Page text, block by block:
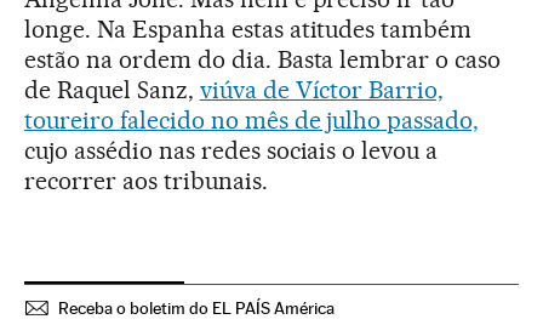
longe. Na Espanha estas atitudes também
estão na ordem do dia. Basta lembrar o caso
de Raquel Sanz, viúva de Víctor Barrio,
toureiro falecido no mês de julho passado,
cujo assédio nas redes sociais o levou a
recorrer aos tribunais.
Receba o boletim do EL PAÍS América